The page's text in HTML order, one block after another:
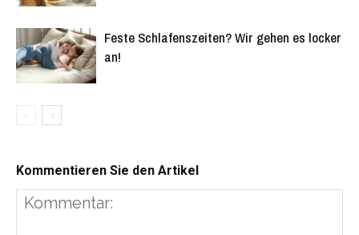
Feste Schlafenszeiten? Wir gehen es locker
an!
Kommentieren Sie den Artikel